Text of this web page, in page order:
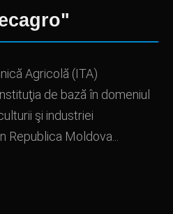
Agricolă (ITA)
de bază în domeniul
şi industriei
Republica Moldova...